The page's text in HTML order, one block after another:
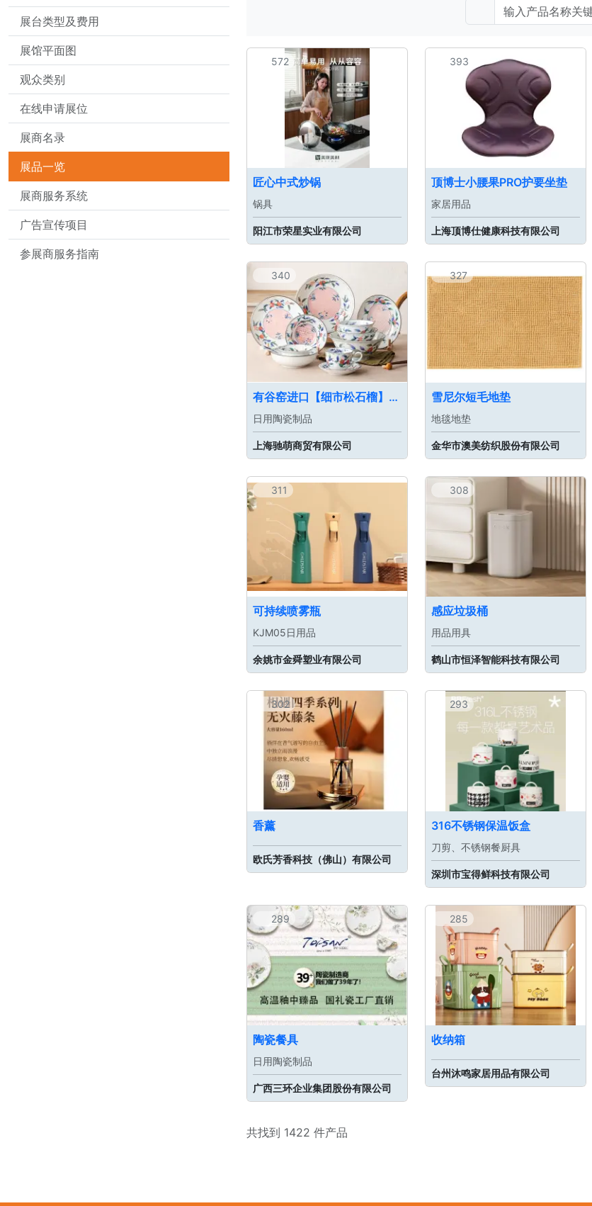
展台类型及费用
展馆平面图
观众类别
在线申请展位
展商名录
展品一览
展商服务系统
广告宣传项目
参展商服务指南
572
匠心中式炒锅
锅具
阳江市荣星实业有限公司
393
顶博士小腰果PRO护要坐垫
家居用品
上海顶博仕健康科技有限公司
340
有谷窑进口【细市松石榴】陶瓷餐具
日用陶瓷制品
上海驰萌商贸有限公司
327
雪尼尔短毛地垫
地毯地垫
金华市澳美纺织股份有限公司
311
可持续喷雾瓶
KJM05日用品
余姚市金舜塑业有限公司
308
感应垃圾桶
用品用具
鹤山市恒泽智能科技有限公司
302
香薰
欧氏芳香科技（佛山）有限公司
293
316不锈钢保温饭盒
刀剪、不锈钢餐厨具
深圳市宝得鲜科技有限公司
289
陶瓷餐具
日用陶瓷制品
广西三环企业集团股份有限公司
285
收纳箱
台州沐鸣家居用品有限公司
共找到 1422 件产品